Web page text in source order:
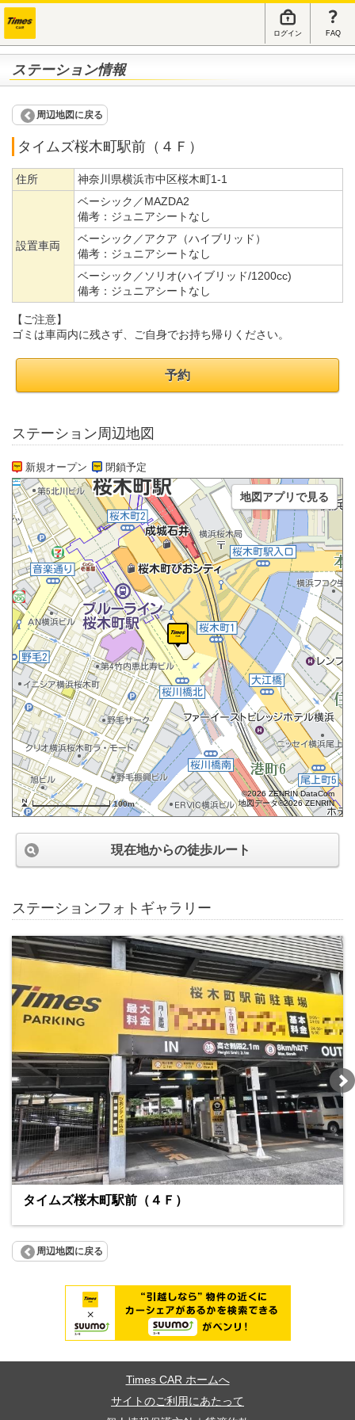
ログイン FAQ
ステーション情報
周辺地図に戻る
タイムズ桜木町駅前（４Ｆ）
住所 神奈川県横浜市中区桜木町1-1
設置車両
ベーシック／MAZDA2
備考： ジュニアシートなし
ベーシック／アクア（ハイブリッド）
備考： ジュニアシートなし
ベーシック／ソリオ(ハイブリッド/1200cc)
備考： ジュニアシートなし
【ご注意】
ゴミは車両内に残さず、ご自身でお持ち帰りください。
予約
ステーション周辺地図
新規オープン 閉鎖予定
100m
©2026 ZENRIN DataCom
地図データ©2026 ZENRIN
地図アプリで見る
現在地からの徒歩ルート
ステーションフォトギャラリー
タイムズ桜木町駅前（４Ｆ）
周辺地図に戻る
Times CAR ホームへ
サイトのご利用にあたって